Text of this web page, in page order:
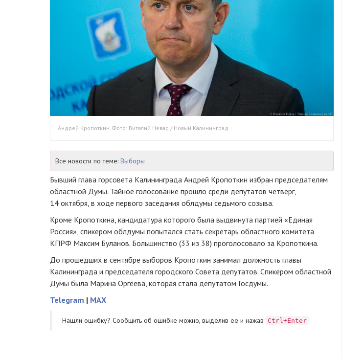
Андрей Кропоткин. Фото: Виталий Невар / Новый Калининград
Все новости по теме: Выборы
Бывший глава горсовета Калининграда Андрей Кропоткин избран председателям
областной Думы. Тайное голосование прошло среди депутатов четверг,
14 октября, в ходе первого заседания облдумы седьмого созыва.
Кроме Кропоткина, кандидатура которого была выдвинута партией «Единая
Россия», спикером облдумы попытался стать секретарь областного комитета
КПРФ Максим Буланов. Большинство (33 из 38) проголосовало за Кропоткина.
До прошедших в сентябре выборов Кропоткин занимал должность главы
Калининграда и председателя городского Совета депутатов. Спикером областной
Думы была Марина Оргеева, которая стала депутатом Госдумы.
Telegram | MAX
Нашли ошибку? Cообщить об ошибке можно, выделив ее и нажав Ctrl+Enter